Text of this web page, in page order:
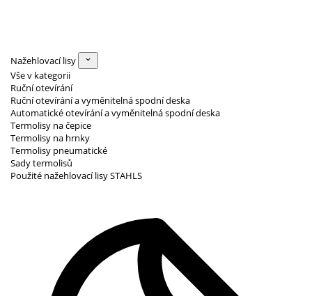
Nažehlovací lisy
Vše v kategorii
Ruční otevírání
Ruční otevírání a vyměnitelná spodní deska
Automatické otevírání a vyměnitelná spodní deska
Termolisy na čepice
Termolisy na hrnky
Termolisy pneumatické
Sady termolisů
Použité nažehlovací lisy STAHLS